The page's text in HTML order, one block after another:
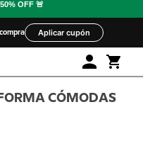
Aplicar cupón
CÓMODAS